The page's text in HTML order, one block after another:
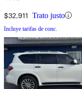
$32,911 Trato justo
Incluye tarifas de conc.